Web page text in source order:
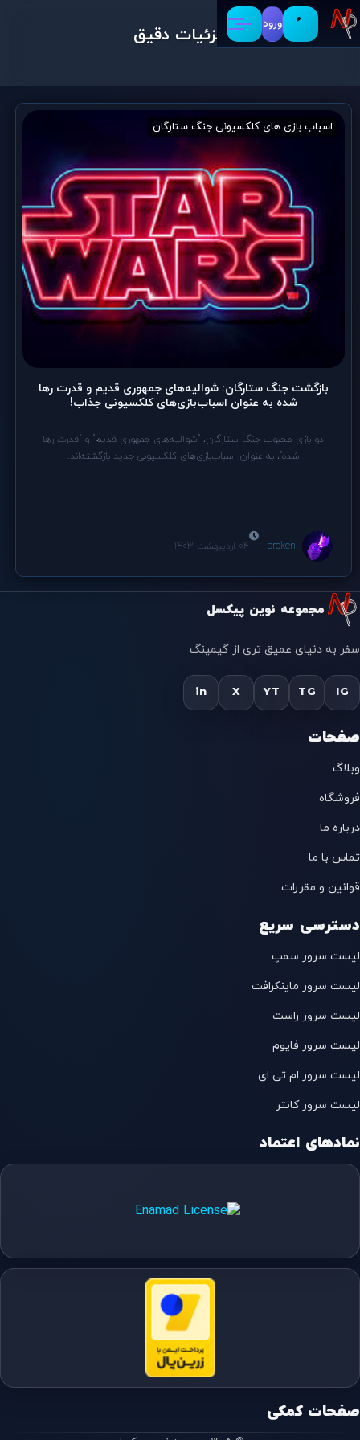
ورود جزئیات دقیق
اسباب بازی های کلکسیونی جنگ ستارگان
بازگشت جنگ ستارگان: شوالیه‌های جمهوری قدیم و قدرت رها
شده به عنوان اسباب‌بازی‌های کلکسیونی جذاب!
دو بازی محبوب جنگ ستارگان، "شوالیه‌های جمهوری قدیم" و "قدرت رها
شده"، به عنوان اسباب‌بازی‌های کلکسیونی جدید بازگشته‌اند.
broken 04 اردیبهشت 1403
مجموعه نوین پیکسل
سفر به دنیای عمیق تری از گیمینگ
IG
TG
YT
X
in
صفحات
وبلاگ
فروشگاه
درباره ما
تماس با ما
قوانین و مقررات
دسترسی سریع
لیست سرور سمپ
لیست سرور ماینکرافت
لیست سرور راست
لیست سرور فایوم
لیست سرور ام تی ای
لیست سرور کانتر
نمادهای اعتماد
صفحات کمکی